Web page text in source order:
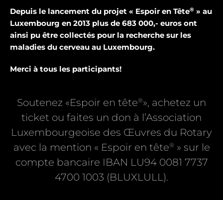
Depuis le lancement du projet « Espoir en Tête® » au
Luxembourg en 2013 plus de 683 000,- euros ont
ainsi pu être collectés pour la recherche sur les
maladies du cerveau au Luxembourg.
Merci à tous les participants!
Soutenez «Espoir en tête®», achetez un
ticket ou faites un don à l’Association
Luxembourgeoise des Œuvres du Rotary
avec la mention « Espoir en tête® » sur le
compte bancaire IBAN LU94 0081 7737
4700 1003 (BLUXLULL).